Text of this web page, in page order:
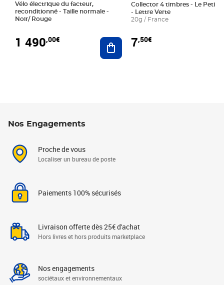
Vélo électrique du facteur,
reconditionné - Taille normale -
Noir/ Rouge
1 490,00€ Ajouter au panier
Collector 4 timbres - Le Petit
- Lettre Verte
20g / France
7,50€
Nos Engagements
Proche de vous
Localiser un bureau de poste
Paiements 100% sécurisés
Livraison offerte dès 25€ d'achat
Hors livres et hors produits marketplace
Nos engagements
sociétaux et environnementaux